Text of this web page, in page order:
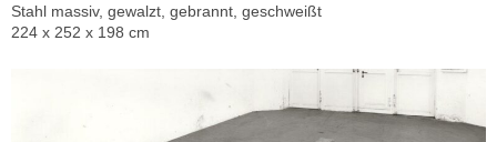
Stahl massiv, gewalzt, gebrannt, geschweißt
224 x 252 x 198 cm